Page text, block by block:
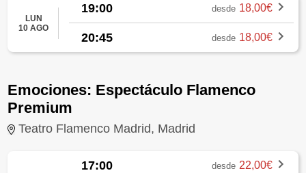
LUN
10 AGO
19:00 desde 18,00€
20:45 desde 18,00€
Emociones: Espectáculo Flamenco
Premium
Teatro Flamenco Madrid, Madrid
17:00 desde 22,00€